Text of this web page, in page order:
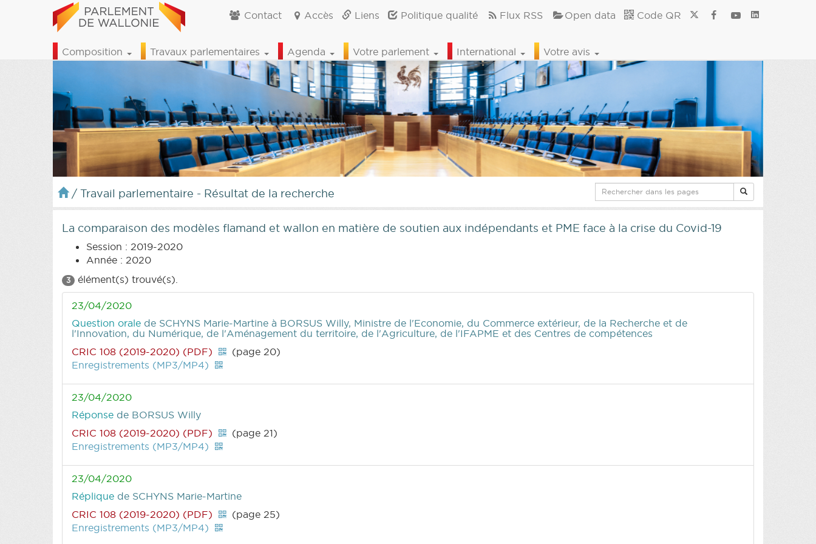
Contact Accès Liens Politique qualité Flux RSS Open data Code QR
Composition Travaux parlementaires Agenda Votre parlement International Votre avis
/ Travail parlementaire - Résultat de la recherche
La comparaison des modèles flamand et wallon en matière de soutien aux indépendants et PME face à la crise du Covid-19
Session : 2019-2020
Année : 2020
3 élément(s) trouvé(s).
23/04/2020
Question orale de SCHYNS Marie-Martine à BORSUS Willy, Ministre de l'Economie, du Commerce extérieur, de la Recherche et de
l'Innovation, du Numérique, de l'Aménagement du territoire, de l'Agriculture, de l'IFAPME et des Centres de compétences
CRIC 108 (2019-2020) (PDF)
(page 20)
Enregistrements (MP3/MP4)
23/04/2020
Réponse de BORSUS Willy
CRIC 108 (2019-2020) (PDF)
(page 21)
Enregistrements (MP3/MP4)
23/04/2020
Réplique de SCHYNS Marie-Martine
CRIC 108 (2019-2020) (PDF)
(page 25)
Enregistrements (MP3/MP4)